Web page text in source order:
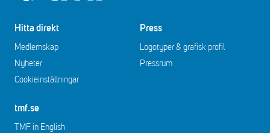
Hitta direkt
Medlemskap
Nyheter
Cookieinställningar
Press
Logotyper & grafisk profil
Pressrum
tmf.se
TMF in English